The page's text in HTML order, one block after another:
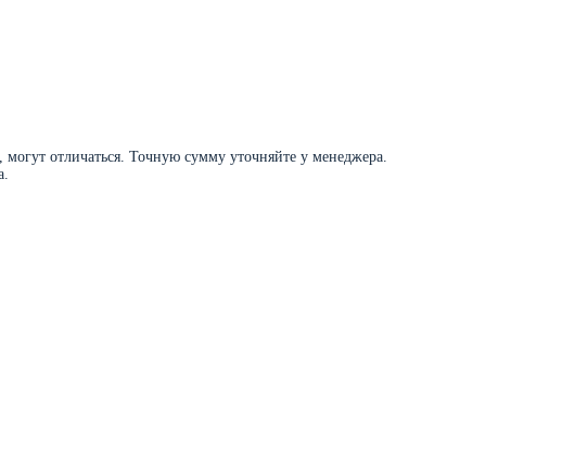
отличаться. Точную сумму уточняйте у менеджера.